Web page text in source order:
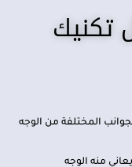
تكنيك
المختلفة من الوجه
منه الوجه